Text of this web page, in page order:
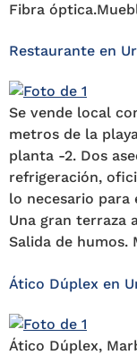
‌Fibra
Restaurante en
Se vende local
metros de la
planta -2. Dos
refrigeración,
lo necesario para
Una gran terraza
Salida de humos.
Ático Dúplex en
Ático Dúplex,